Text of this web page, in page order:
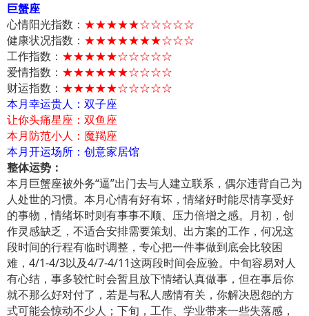
巨蟹座
心情阳光指数： ★★★★★☆☆☆☆☆
健康状况指数： ★★★★★★★☆☆☆
工作指数： ★★★★★☆☆☆☆☆
爱情指数： ★★★★★★☆☆☆☆
财运指数： ★★★★★☆☆☆☆☆
本月幸运贵人：双子座
让你头痛星座：双鱼座
本月防范小人：魔羯座
本月开运场所：创意家居馆
整体运势：
本月巨蟹座被外务“逼”出门去与人建立联系，偶尔违背自己为
人处世的习惯。本月心情有好有坏，情绪好时能尽情享受好
的事物，情绪坏时则有事事不顺、压力倍增之感。月初，创
作灵感缺乏，不适合安排需要策划、出方案的工作，何况这
段时间的行程有临时调整，专心把一件事做到底会比较困
难，4/1-4/3以及4/7-4/11这两段时间会应验。中旬容易对人
有心结，事多较忙时会暂且放下情绪认真做事，但在事后你
就不那么好对付了，若是与私人感情有关，你解决恩怨的方
式可能会惊动不少人；下旬，工作、学业带来一些失落感，